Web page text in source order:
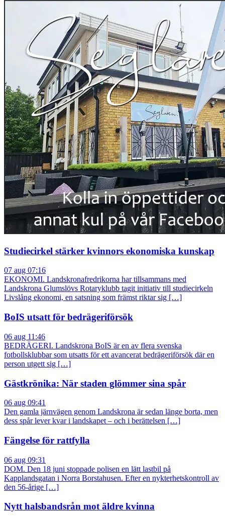
Studiecirkel stärker kvinnors ekonomiska kunskap
07 aug 07:16
EKONOMI. Landskronafredrikorna har tillsammans med
Landskrona Glumslövs Rotaryklubb tagit initiativ till studiecirkeln
Livslång ekonomi, en satsning som främst riktar sig […]
BoIS utsatt för bedrägeriförsök
06 aug 11:46
BEDRÄGERI. Landskrona BoIS är en av flera svenska
fotbollsklubbar som utsatts för ett avancerat bedrägeriförsök där en
person utgett sig […]
Gästkrönika: När staden glömmer sina spår
06 aug 09:41
Den gamla järnvägen genom Landskrona är sedan länge borta, men
dess spår lever kvar i landskapet – och i berättelsen […]
Fängelse för rattfylla
06 aug 09:31
DOM. Den 18 juni stoppade polisen en lätt lastbil på
Kapplandsgatan i Norra Borstahusen. Efter en nykterhetskontroll av
den 56-årige […]
Nytt halsbandsrån mot äldre kvinna